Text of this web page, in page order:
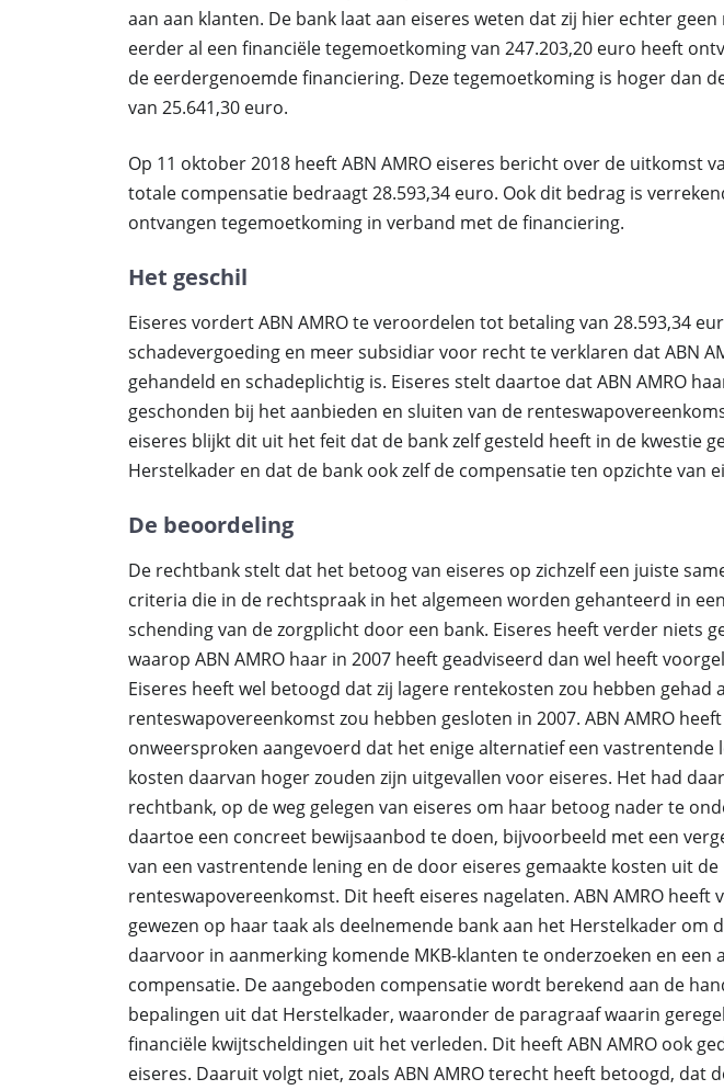
aan aan klanten. De bank laat aan eiseres weten dat zij hier echter
eerder al een financiële tegemoetkoming van 247.203,20 euro heeft
de eerdergenoemde financiering. Deze tegemoetkoming is hoger dan
van 25.641,30 euro.
Op 11 oktober 2018 heeft ABN AMRO eiseres bericht over de uitkomst
totale compensatie bedraagt 28.593,34 euro. Ook dit bedrag is
ontvangen tegemoetkoming in verband met de financiering.
Het geschil
Eiseres vordert ABN AMRO te veroordelen tot betaling van 28.593,34
schadevergoeding en meer subsidiar voor recht te verklaren dat ABN
gehandeld en schadeplichtig is. Eiseres stelt daartoe dat ABN AMRO
geschonden bij het aanbieden en sluiten van de
eiseres blijkt dit uit het feit dat de bank zelf gesteld heeft in de kwestie
Herstelkader en dat de bank ook zelf de compensatie ten opzichte van
De beoordeling
De rechtbank stelt dat het betoog van eiseres op zichzelf een juiste
criteria die in de rechtspraak in het algemeen worden gehanteerd in
schending van de zorgplicht door een bank. Eiseres heeft verder niets
waarop ABN AMRO haar in 2007 heeft geadviseerd dan wel heeft
Eiseres heeft wel betoogd dat zij lagere rentekosten zou hebben gehad
renteswapovereenkomst zou hebben gesloten in 2007. ABN AMRO
onweersproken aangevoerd dat het enige alternatief een vastrentende
kosten daarvan hoger zouden zijn uitgevallen voor eiseres. Het had
rechtbank, op de weg gelegen van eiseres om haar betoog nader te
daartoe een concreet bewijsaanbod te doen, bijvoorbeeld met een
van een vastrentende lening en de door eiseres gemaakte kosten uit de
renteswapovereenkomst. Dit heeft eiseres nagelaten. ABN AMRO heeft
gewezen op haar taak als deelnemende bank aan het Herstelkader om
daarvoor in aanmerking komende MKB-klanten te onderzoeken en een
compensatie. De aangeboden compensatie wordt berekend aan de
bepalingen uit dat Herstelkader, waaronder de paragraaf waarin
financiële kwijtscheldingen uit het verleden. Dit heeft ABN AMRO ook
eiseres. Daaruit volgt niet, zoals ABN AMRO terecht heeft betoogd, dat